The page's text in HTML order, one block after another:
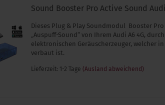
Sound Booster Pro Active Sound Audi
Dieses Plug & Play Soundmodul Booster
„Auspuff-Sound“ von Ihrem Audi A6 4G,
elektronischen Geräuscherzeuger, welcher in
verbaut ist.
Lieferzeit: 1-2 Tage (Ausland abweichend)